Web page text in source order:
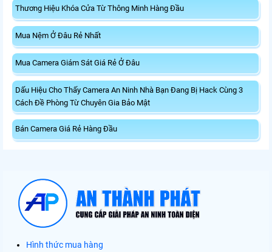
Thương Hiệu Khóa Cửa Từ Thông Minh Hàng Đầu
Mua Nệm Ở Đâu Rẻ Nhất
Mua Camera Giám Sát Giá Rẻ Ở Đâu
Dấu Hiệu Cho Thấy Camera An Ninh Nhà Bạn Đang Bị Hack Cùng 3
Cách Đề Phòng Từ Chuyên Gia Bảo Mật
Bán Camera Giá Rẻ Hàng Đầu
Hình thức mua hàng